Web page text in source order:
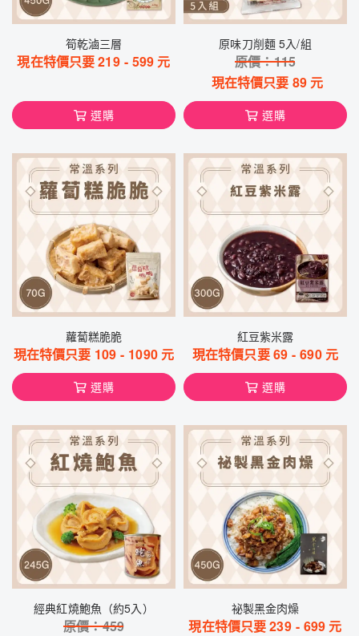
筍乾滷三層
現在特價只要219 - 599 元
選購
原味刀削麵 5入/組
原價：115
現在特價只要 89元
選購
蘿蔔糕脆脆
現在特價只要 109 - 1090元
選購
紅豆紫米露
現在特價只要69 - 690元
選購
經典紅燒鮑魚（約5入）
原價：459
祕製黑金肉燥
現在特價只要239 - 699 元